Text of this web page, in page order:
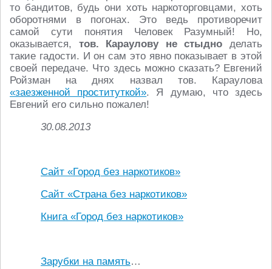
то бандитов, будь они хоть наркоторговцами, хоть
оборотнями в погонах. Это ведь противоречит
самой сути понятия Человек Разумный! Но,
оказывается, тов. Караулову не стыдно делать
такие гадости. И он сам это явно показывает в этой
своей передаче. Что здесь можно сказать? Евгений
Ройзман на днях назвал тов. Караулова
«заезженной проституткой». Я думаю, что здесь
Евгений его сильно пожалел!
30.08.2013
Сайт «Город без наркотиков»
Сайт «Страна без наркотиков»
Книга «Город без наркотиков»
Зарубки на память…